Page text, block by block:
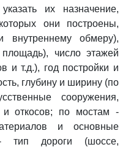
их назначение,
они построены,
обмеру),
число этажей
и т.д.), год постройки и
глубину и ширину (по
сооружения,
и откосов; по мостам -
и основные
тип дороги (шоссе,